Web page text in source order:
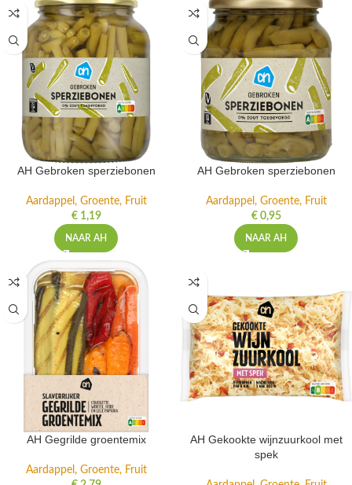
AH Gebroken sperziebonen
Aardappel, Groente, Fruit
€1,19
NAAR AH
AH Gebroken sperziebonen
Aardappel, Groente, Fruit
€0,95
NAAR AH
AH Gegrilde groentemix
Aardappel, Groente, Fruit
AH Gekookte wijnzuurkool met
spek